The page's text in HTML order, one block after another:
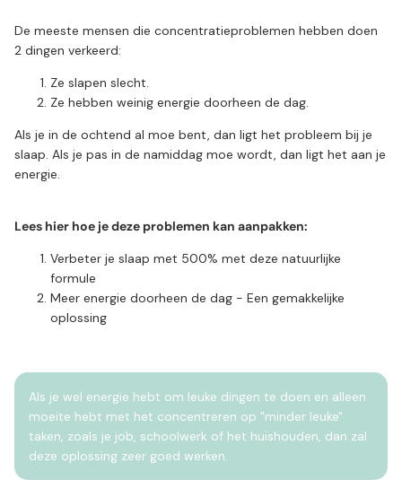
De meeste mensen die concentratieproblemen hebben doen
2 dingen verkeerd:
Ze slapen slecht.
Ze hebben weinig energie doorheen de dag.
Als je in de ochtend al moe bent, dan ligt het probleem bij je
slaap. Als je pas in de namiddag moe wordt, dan ligt het aan je
energie.
Lees hier hoe je deze problemen kan aanpakken:
Verbeter je slaap met 500% met deze natuurlijke
formule
Meer energie doorheen de dag - Een gemakkelijke
oplossing
Als je wel energie hebt om leuke dingen te doen en alleen
moeite hebt met het concentreren op "minder leuke"
taken, zoals je job, schoolwerk of het huishouden, dan zal
deze oplossing zeer goed werken.